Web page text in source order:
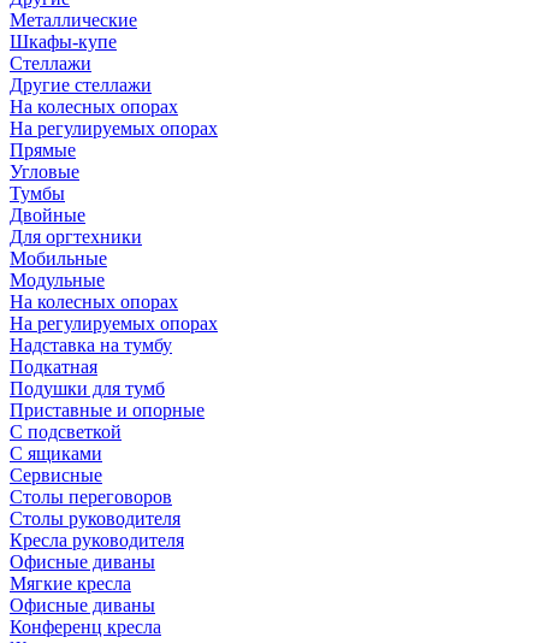
Металлические
Шкафы-купе
Стеллажи
Другие стеллажи
На колесных опорах
На регулируемых опорах
Прямые
Угловые
Тумбы
Двойные
Для оргтехники
Мобильные
Модульные
На колесных опорах
На регулируемых опорах
Надставка на тумбу
Подкатная
Подушки для тумб
Приставные и опорные
С подсветкой
С ящиками
Сервисные
Столы переговоров
Столы руководителя
Кресла руководителя
Офисные диваны
Мягкие кресла
Офисные диваны
Конференц кресла